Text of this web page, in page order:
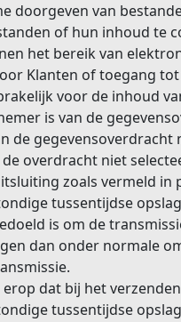
doorgeven van
of hun inhoud te
het bereik van
Klanten of toegang
voor de inhoud
is van de
de gegevensoverdracht
overdracht niet
zoals vermeld in
tussentijdse
is om de
dan onder normale
dat bij het
tussentijdse